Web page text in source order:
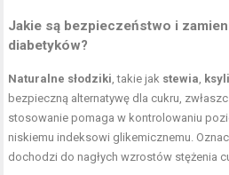
Jakie są bezpieczeństwo i
diabetyków?
Naturalne słodziki, takie jak stewia,
bezpieczną alternatywę dla cukru,
stosowanie pomaga w kontrolowaniu
niskiemu indeksowi glikemicznemu.
dochodzi do nagłych wzrostów stężenia